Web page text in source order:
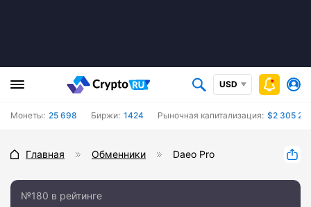
USD
Монеты: 25 698 Биржи: 1424 Рыночная капитализация: $2 305
Главная Обменники Daeo Pro
№180 в рейтинге